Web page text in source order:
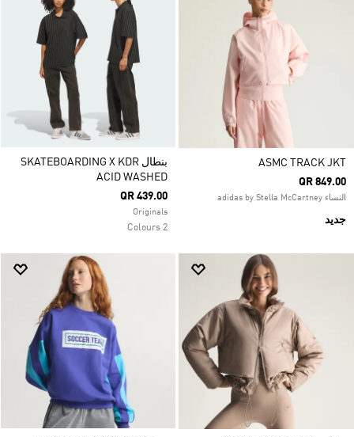
ASMC TRACK JKT
QR 849.00
النساء adidas by Stella McCartney
جديد
بنطال SKATEBOARDING X KDR
ACID WASHED
QR 439.00
Originals
2 Colours